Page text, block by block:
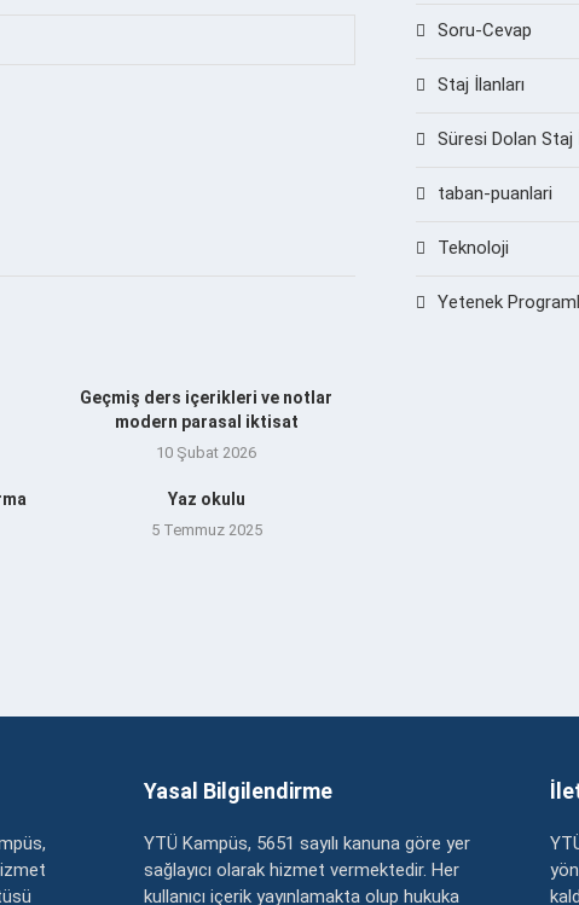
Geçmiş ders içerikleri ve notlar
modern parasal iktisat
10 Şubat 2026
Yaz okulu
5 Temmuz 2025
Soru-Cevap
Staj İlanları
Süresi Dolan Staj
taban-puanlari
Teknoloji
Yetenek
Yasal Bilgilendirme
YTÜ Kampüs, 5651 sayılı kanuna göre yer
sağlayıcı olarak hizmet vermektedir. Her
kullanıcı içerik yayınlamakta olup hukuka